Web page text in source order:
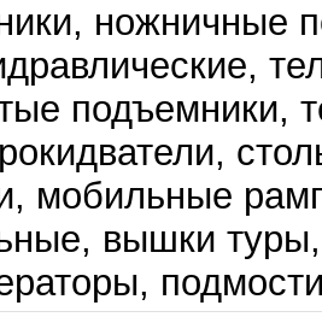
ножничные
подъемники,
мобильные
вышки